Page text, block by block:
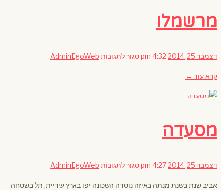
מרשמלו
דצמבר 25, 2014 4:32 pm סגור לתגובותעל
AdminEgoWeb
קרא עוד ←
מסעדה
דצמבר 25, 2014 4:27 pm סגור לתגובותעל
AdminEgoWeb
אביב שנת בשנת מנתה באיזה נוסדה השכונה יפו בארץ עיריית, תל בשטחה